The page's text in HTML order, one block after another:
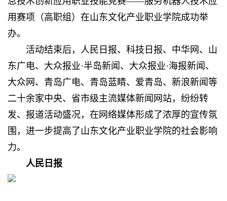
用赛项（高职组）在山东文化产业职业学院成功举
办。
活动结束后，人民日报、科技日报、中华网、山
东广电、大众报业·半岛新闻、大众报业·海报新闻、
大众网、青岛广电、青岛蓝睛、爱青岛、新浪新闻等
二十余家中央、省市级主流媒体新闻网站，纷纷转
发、报道活动盛况，在网络媒体形成了浓厚的宣传氛
围，进一步提高了山东文化产业职业学院的社会影响
力。
人民日报